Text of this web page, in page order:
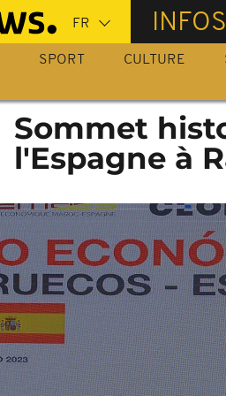
INFOS
SPORT CULTURE
Sommet
l'Espagne à